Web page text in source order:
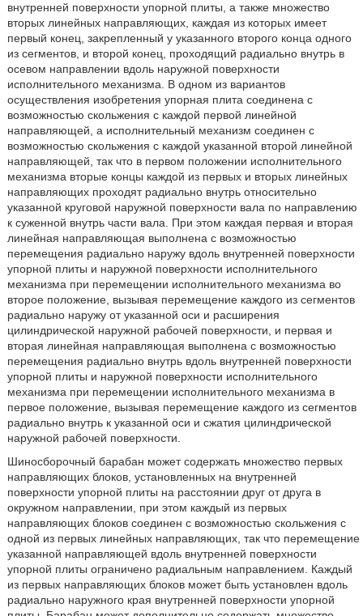
внутренней поверхности упорной плиты, а также множество
вторых линейных направляющих, каждая из которых имеет
первый конец, закрепленный у указанного второго конца одного
из сегментов, и второй конец, проходящий радиально внутрь в
осевом направлении вдоль наружной поверхности
исполнительного механизма. В одном из вариантов
осуществления изобретения упорная плита соединена с
возможностью скольжения с каждой первой линейной
направляющей, а исполнительный механизм соединен с
возможностью скольжения с каждой указанной второй линейной
направляющей, так что в первом положении исполнительного
механизма вторые концы каждой из первых и вторых линейных
направляющих проходят радиально внутрь относительно
указанной круговой наружной поверхности вала по направлению
к суженной внутрь части вала. При этом каждая первая и вторая
линейная направляющая выполнена с возможностью
перемещения радиально наружу вдоль внутренней поверхности
упорной плиты и наружной поверхности исполнительного
механизма при перемещении исполнительного механизма во
второе положение, вызывая перемещение каждого из сегментов
радиально наружу от указанной оси и расширения
цилиндрической наружной рабочей поверхности, и первая и
вторая линейная направляющая выполнена с возможностью
перемещения радиально внутрь вдоль внутренней поверхности
упорной плиты и наружной поверхности исполнительного
механизма при перемещении исполнительного механизма в
первое положение, вызывая перемещение каждого из сегментов
радиально внутрь к указанной оси и сжатия цилиндрической
наружной рабочей поверхности.
Шиносборочный барабан может содержать множество первых
направляющих блоков, установленных на внутренней
поверхности упорной плиты на расстоянии друг от друга в
окружном направлении, при этом каждый из первых
направляющих блоков соединен с возможностью скольжения с
одной из первых линейных направляющих, так что перемещение
указанной направляющей вдоль внутренней поверхности
упорной плиты ограничено радиальным направлением. Каждый
из первых направляющих блоков может быть установлен вдоль
радиально наружного края внутренней поверхности упорной